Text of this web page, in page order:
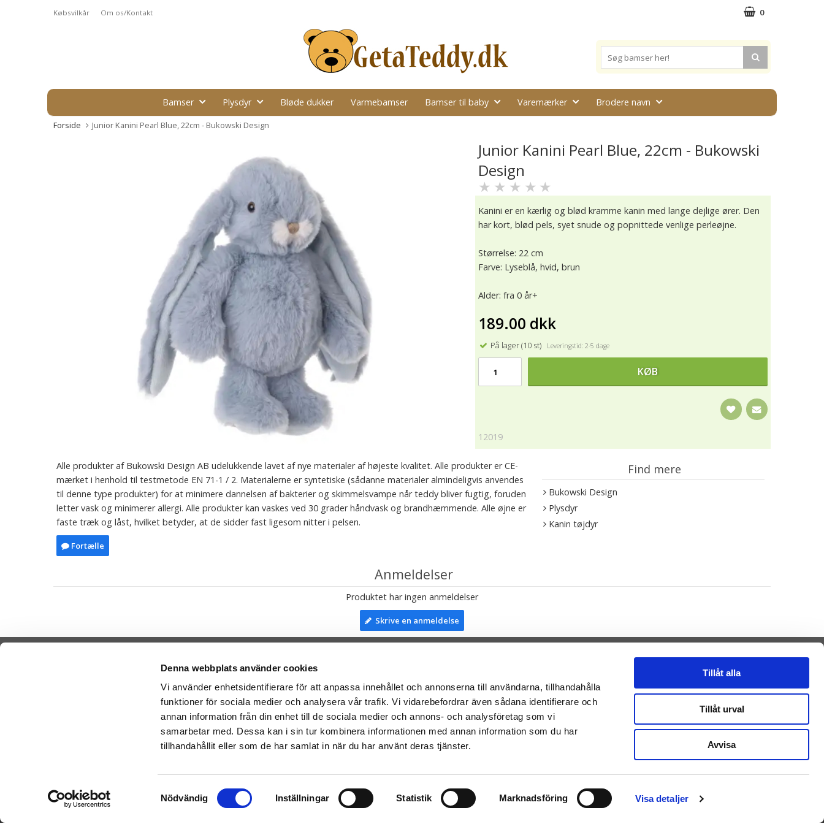
Denna webbplats använder cookies
Vi använder enhetsidentifierare för att anpassa innehållet och annonserna till användarna, tillhandahålla
funktioner för sociala medier och analysera vår trafik. Vi vidarebefordrar även sådana identifierare och
annan information från din enhet till de sociala medier och annons- och analysföretag som vi
samarbetar med. Dessa kan i sin tur kombinera informationen med annan information som du har
tillhandahållit eller som de har samlat in när du har använt deras tjänster.
Samtyckesval
Nödvändig Inställningar Statistik Marknadsföring Visa detaljer
Tillåt alla
Tillåt urval
Avvisa
Købsvilkår Om os/Kontakt 0
Bamser Plysdyr Bløde dukker Varmebamser Bamser til baby Varemærker Brodere navn
Forside Junior Kanini Pearl Blue, 22cm - Bukowski Design
Junior Kanini Pearl Blue, 22cm - Bukowski
Design
★ ★ ★ ★ ★
Kanini er en kærlig og blød kramme kanin med lange dejlige ører. Den
har kort, blød pels, syet snude og popnittede venlige perleøjne.
Størrelse: 22 cm
Farve: Lyseblå, hvid, brun
Alder: fra 0 år+
189.00 dkk
På lager (10 st) Leveringstid: 2-5 dage
KØB
12019
Alle produkter af Bukowski Design AB udelukkende lavet af nye materialer af højeste kvalitet. Alle produkter er CE-
mærket i henhold til testmetode EN 71-1 / 2. Materialerne er syntetiske (sådanne materialer almindeligvis anvendes
til denne type produkter) for at minimere dannelsen af bakterier og skimmelsvampe når teddy bliver fugtig, foruden
letter vask og minimerer allergi. Alle produkter kan vaskes ved 30 grader håndvask og brandhæmmende. Alle øjne er
faste træk og låst, hvilket betyder, at de sidder fast ligesom nitter i pelsen.
Fortælle
Find mere
Bukowski Design
Plysdyr
Kanin tøjdyr
Anmeldelser
Produktet har ingen anmeldelser
Skrive en anmeldelse
Sende Bamser til:
-Nalleriet.se
-GetaTeddy.fi
- GetaTeddy.dk
Facebook
Instagram
Presenteriet AB
33330 Smålandsstenar
E-mail: kontakt@getateddy.dk